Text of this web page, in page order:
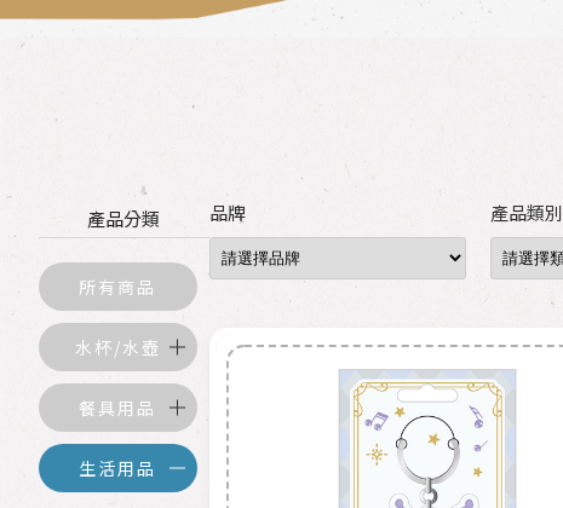
產品分類
所有商品
水杯/水壺
餐具用品
生活用品
品牌 產品類別